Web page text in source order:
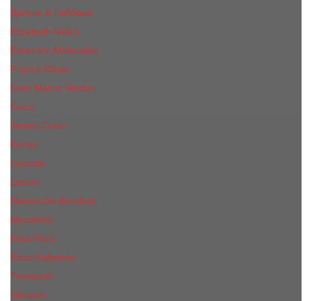
Дольче & Габбана
Elizabeth Arden
Escentric Molecules
Franck Oliver
Gian Marco Venturi
Gucci
Jimmy Choo
Kenzo
Lacoste
Lanvin
Marina De Bourbon
Moschino
Nina Ricci
Paco Rabanne
Trussardi
Versace